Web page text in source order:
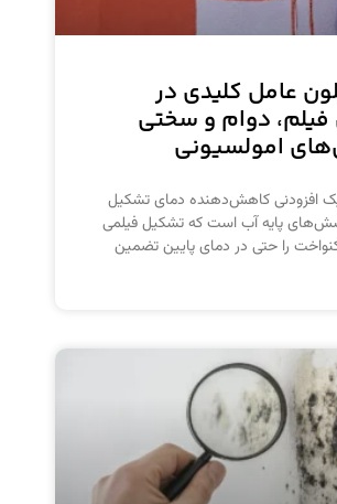
عامل کلیدی در
دوام و سختی
امولسیونی
یک افزودنی کاهش‌دهنده دمای تشکیل
پایه آب است که تشکیل فیلمی
را حتی در دمای پایین تضمین